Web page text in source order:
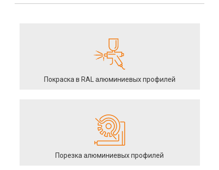
Покраска в RAL алюминиевых профилей
Порезка алюминиевых профилей